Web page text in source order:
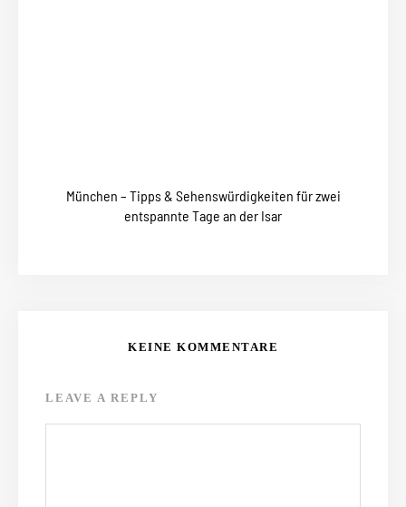
München – Tipps & Sehenswürdigkeiten für zwei
entspannte Tage an der Isar
KEINE KOMMENTARE
LEAVE A REPLY